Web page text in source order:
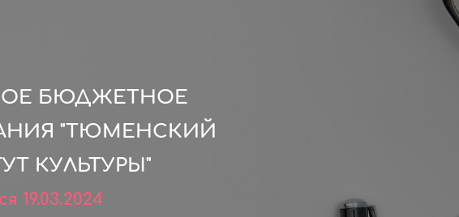
БЮДЖЕТНОЕ
"ТЮМЕНСКИЙ
КУЛЬТУРЫ"
19.03.2024